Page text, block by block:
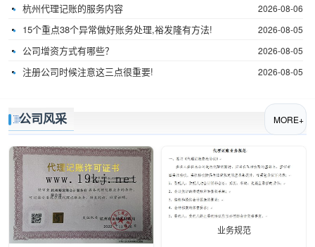
杭州代理记账的服务内容 2026-08-06
15个重点38个异常做好账务处理,裕发隆有方法! 2026-08-05
公司增资方式有哪些？ 2026-08-05
注册公司时候注意这三点很重要! 2026-08-05
公司风采 MORE+
业务规范